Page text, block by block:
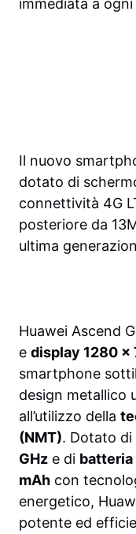
immediata a ogni
Il nuovo
dotato di
connettività 4G
posteriore da
ultima
Huawei Ascend
e display 1280 x
smartphone
design metallico
all’utilizzo della
(NMT). Dotato di
GHz e di batteria
mAh con
energetico,
potente ed